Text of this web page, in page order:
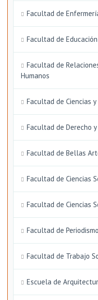
Facultad de
Facultad de Educación
Facultad de
Humanos
Facultad de Ciencias
Facultad de Derecho
Facultad de Bellas
Facultad de Ciencias
Facultad de Ciencias
Facultad de Periodismo
Facultad de Trabajo
Escuela de